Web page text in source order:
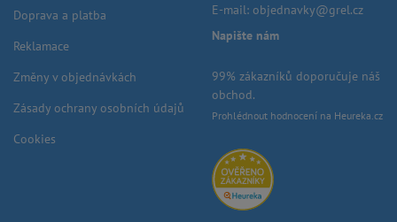
Doprava a platba
Reklamace
Změny v objednávkách
Zásady ochrany osobních údajů
Cookies
E-mail: objednavky@grel.cz
Napište nám
99% zákazníků doporučuje náš
obchod.
Prohlédnout hodnocení na Heureka.cz